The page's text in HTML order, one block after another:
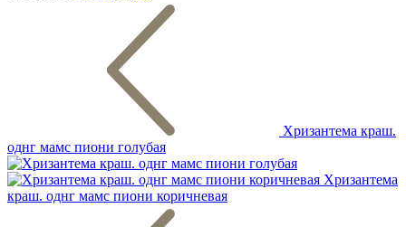
Хризантема краш.
однг мамс пиони голубая
Хризантема
краш. однг мамс пиони коричневая